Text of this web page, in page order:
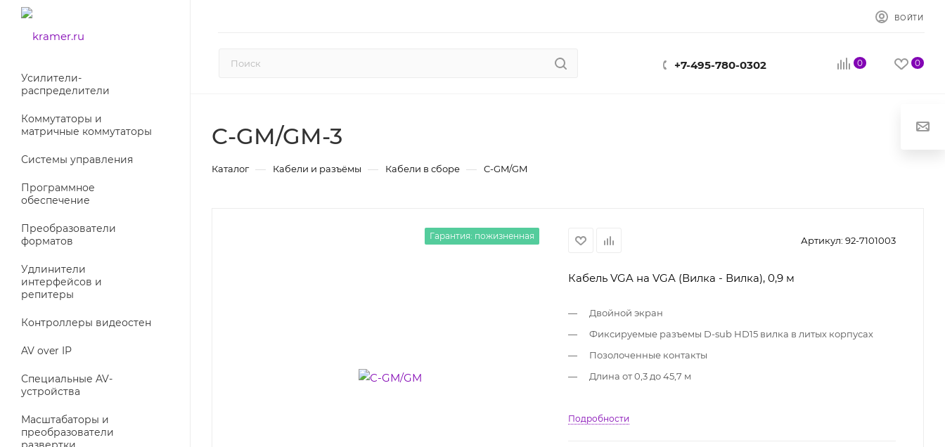
ВОЙТИ
+7-495-780-0302 0 0
Усилители-
раcпределители
Коммутаторы и
матричные коммутаторы
Системы управления
Программное
обеспечение
Преобразователи
форматов
Удлинители
интерфейсов и
репитеры
Контроллеры видеостен
AV over IP
Специальные AV-
устройства
Масштабаторы и
преобразователи
C-GM/GM-3
Каталог — Кабели и разъёмы — Кабели в сборе — C-GM/GM
Гарантия: пожизненная Артикул: 92-7101003
Кабель VGA на VGA (Вилка - Вилка), 0,9 м
Двойной экран
Фиксируемые разъемы D-sub HD15 вилка в литых корпусах
Позолоченные контакты
Длина от 0,3 до 45,7 м
Подробности